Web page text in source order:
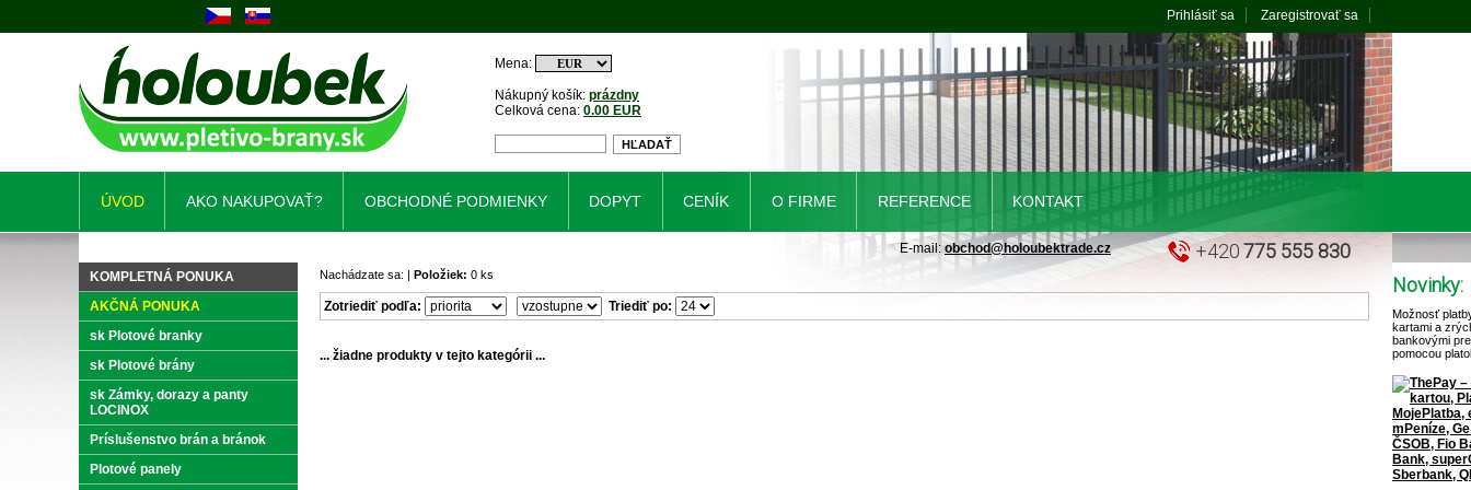
Nachádzate sa: | Položiek: 0 ks
Zotriediť podľa: Triediť po:
... žiadne produkty v tejto kategórii ...
KOMPLETNÁ PONUKA
AKČNÁ PONUKA
sk Plotové branky
sk Plotové brány
sk Zámky, dorazy a panty
LOCINOX
Príslušenstvo brán a bránok
Plotové panely
Novinky:
Možnosť
kartami a
bankovými
pomocou
Nákupný košík: prázdny
Celková cena: 0.00 EUR
Mena:
Prihlásiť sa Zaregistrovať sa
ÚVOD AKO NAKUPOVAŤ? OBCHODNÉ PODMIENKY DOPYT CENÍK O FIRME REFERENCE KONTAKT
+420775 555 830
E-mail:obchod@holoubektrade.cz